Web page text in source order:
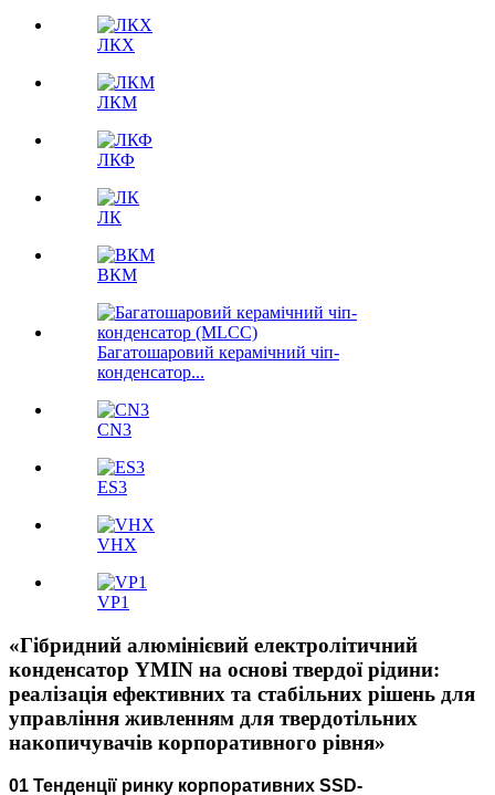
ЛКX
ЛКМ
ЛКФ
ЛК
ВКМ
Багатошаровий керамічний чіп-
конденсатор...
CN3
ES3
VHX
VP1
«Гібридний алюмінієвий електролітичний
конденсатор YMIN на основі твердої рідини:
реалізація ефективних та стабільних рішень для
управління живленням для твердотільних
накопичувачів корпоративного рівня»
01 Тенденції ринку корпоративних SSD-